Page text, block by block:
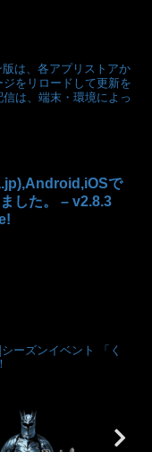
は、各アプリストアか
をリロードして更新を
は、端末・環境によっ
で
した。 – v2.8.3
ーズンイベント 「く